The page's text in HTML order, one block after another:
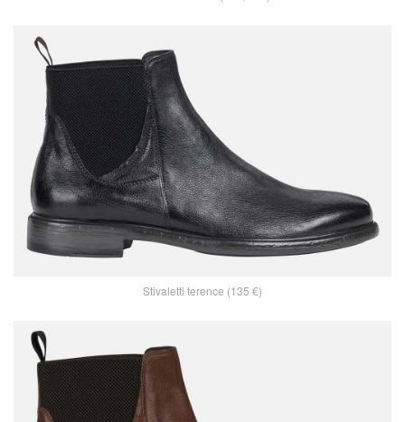
Stivaletti terence (135 €)